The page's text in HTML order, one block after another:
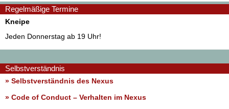
Regelmäßige Termine
Kneipe
Jeden Donnerstag ab 19 Uhr!
Selbstverständnis
» Selbstverständnis des Nexus
» Code of Conduct – Verhalten im Nexus